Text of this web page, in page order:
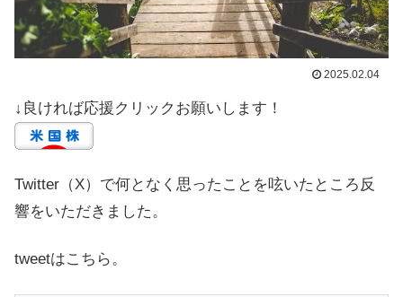
2025.02.04
↓良ければ応援クリックお願いします！
Twitter（X）で何となく思ったことを呟いたところ反
響をいただきました。
tweetはこちら。